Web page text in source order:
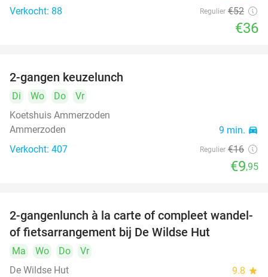
Verkocht: 88 Regulier €52
€36
2-gangen keuzelunch
Di Wo Do
Vr
Koetshuis Ammerzoden
Ammerzoden
9 min. directions_car
Verkocht: 407 Regulier €16
€9,95
34%
2-gangenlunch à la carte of compleet wandel-
of fietsarrangement bij De Wildse Hut
Ma Wo Do
Vr
De Wildse Hut
9.8 star